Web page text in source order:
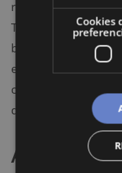
regional destinó
Thunder Bay,
beneficiar a 4.000
embargo, por
cancelado en 2.018,
de las personas en
Alemania
Cookies